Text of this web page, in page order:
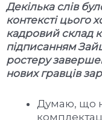
Декілька слів
контексті цього
кадровий склад
підписанням
ростеру
нових гравців
Думаю, що